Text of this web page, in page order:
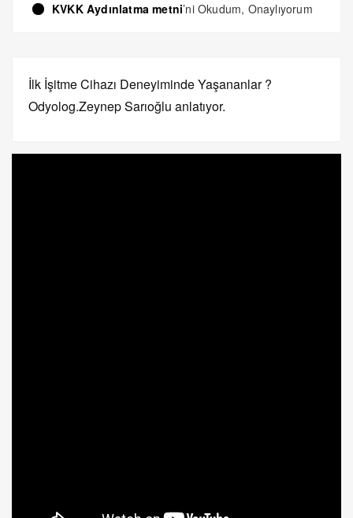
KVKK Aydınlatma metni’ni Okudum, Onaylıyorum
İlk İşitme Cihazı Deneyiminde Yaşananlar ?
Odyolog.Zeynep Sarıoğlu anlatıyor.